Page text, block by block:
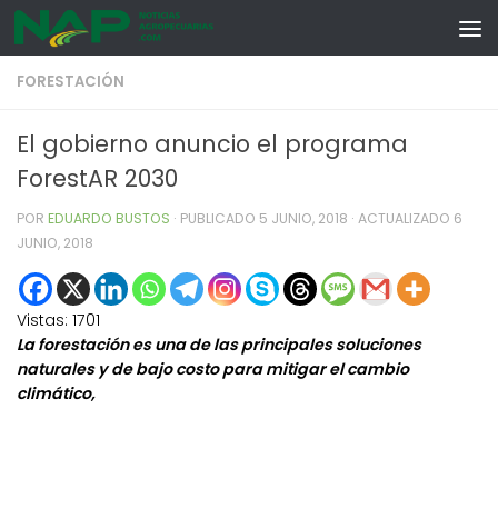
Skip to content
FORESTACIÓN
El gobierno anuncio el programa
ForestAR 2030
POR EDUARDO BUSTOS · PUBLICADO 5 JUNIO, 2018 · ACTUALIZADO 6
JUNIO, 2018
Vistas: 1701
La forestación es una de las principales soluciones
naturales y de bajo costo para mitigar el cambio
climático,